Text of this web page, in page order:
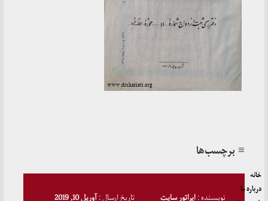
≡ برچسب‌ها
نویسنده :اپراتور سایت تاریخ ارسال :آوریل 10, 2019
خانه
درباره ما